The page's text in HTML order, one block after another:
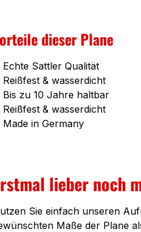
dieser Plane
Sattler Qualität
& wasserdicht
Bis zu 10 Jahre haltbar
& wasserdicht
in Germany
lieber noch
Sie einfach unseren
Maße der Plane